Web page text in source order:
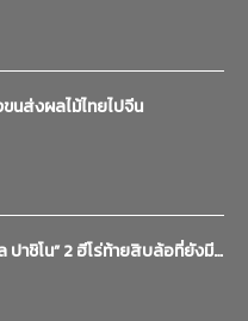
นส่งผลไม้ไทยไปจีน
ปาชิโน” 2 ฮีโร่ท้ายสิบล้อที่ยังมี…